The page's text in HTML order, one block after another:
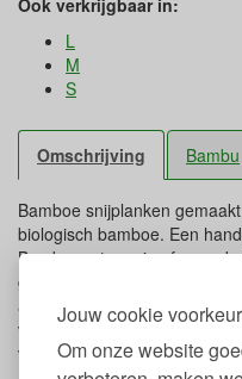
Jouw cookie
Om onze website
Ook verkrijgbaar in:
L
M
S
Omschrijving Bambu
Bamboe snijplanken
biologisch bamboe. Een
Bambu met mooie
groenten of brood, maar ook
als bordje voor brood. Het
vocht opneemt waardoor het
vervormen. De plank is